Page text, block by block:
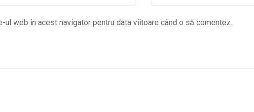
web în acest navigator pentru data viitoare când o să comentez.